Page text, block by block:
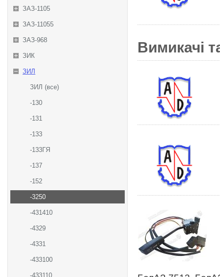
ЗАЗ-1105
ЗАЗ-11055
ЗАЗ-968
ЗИК
ЗИЛ
ЗИЛ (все)
-130
-131
-133
-133ГЯ
-137
-152
-3250
-431410
-4329
-4331
-433100
-433110
Вимикачі